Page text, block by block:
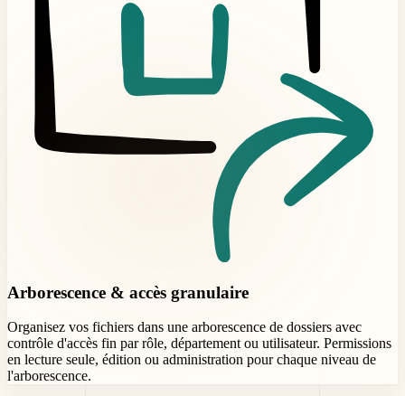
Arborescence & accès granulaire
Organisez vos fichiers dans une arborescence de dossiers avec
contrôle d'accès fin par rôle, département ou utilisateur. Permissions
en lecture seule, édition ou administration pour chaque niveau de
l'arborescence.